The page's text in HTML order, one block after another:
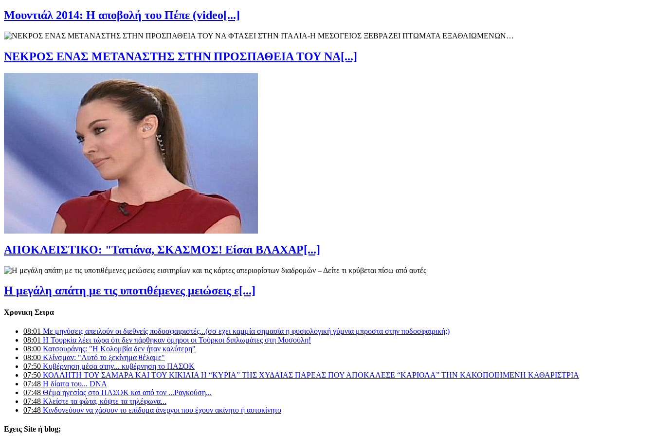
Μουντιάλ 2014: Η αποβολή του Πέπε (video[...]
ΝΕΚΡΟΣ ΕΝΑΣ ΜΕΤΑΝΑΣΤΗΣ ΣΤΗΝ ΠΡΟΣΠΑΘΕΙΑ ΤΟΥ ΝΑ[...]
ΑΠΟΚΛΕΙΣΤΙΚΟ: "Τατιάνα, ΣΚAΣΜΟΣ! Είσαι ΒΛΑΧΑΡ[...]
H μεγάλη απάτη με τις υποτιθέμενες μειώσεις ε[...]
Χρονικη Σειρα
08:01 Με μηνύσεις απειλούν οι διεθνείς ποδοσφαιριστές...(σσ εχει καμμία σημασία η φυσιολογική γύμνια μπροστα στην ποδοσφαιρική;)
08:01 Η Τουρκία λέει τώρα ότι δεν πάρθηκαν όμηροι οι Τούρκοι διπλωμάτες στη Μοσούλη!
08:00 Κατσουράνης: "Η Κολομβία δεν ήταν καλύτερη"
08:00 Κλίνσμαν: "Αυτό το ξεκίνημα θέλαμε"
07:50 Κυβέρνηση μέσα στην... κυβέρνηση το ΠΑΣΟΚ
07:50 ΚΟΛΛΗΤΗ ΤΟΥ ΣΑΜΑΡΑ ΚΑΙ ΤΟΥ ΚΙΚΙΛΙΑ Η “ΚΥΡΙΑ” ΤΗΣ ΧΥΔΑΙΑΣ ΠΑΡΕΑΣ ΠΟΥ ΑΠΟΚΑΛΕΣΕ “ΚΑΡΙΟΛΑ” ΤΗΝ ΚΑΚΟΠΟΙΗΜΕΝΗ ΚΑΘΑΡΙΣΤΡΙΑ
07:48 Η δίαιτα του... DNA
07:48 Θέμα ηγεσίας στο ΠΑΣΟΚ και από τον ...Ραγκούση...
07:48 Κλείστε τα φώτα, κόψτε τα τηλέφωνα...
07:48 Κινδυνεύουν να χάσουν το επίδομα άνεργοι που έχουν ακίνητο ή αυτοκίνητο
Εχεις Site ή blog;